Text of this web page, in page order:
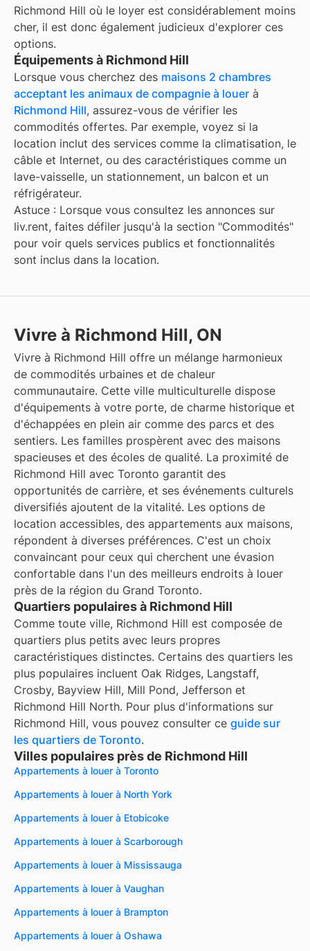
Richmond Hill où le loyer est considérablement moins
cher, il est donc également judicieux d'explorer ces
options.
Équipements à Richmond Hill
Lorsque vous cherchez des maisons 2 chambres
acceptant les animaux de compagnie à louer à
Richmond Hill, assurez-vous de vérifier les
commodités offertes. Par exemple, voyez si la
location inclut des services comme la climatisation, le
câble et Internet, ou des caractéristiques comme un
lave-vaisselle, un stationnement, un balcon et un
réfrigérateur.
Astuce : Lorsque vous consultez les annonces sur
liv.rent, faites défiler jusqu'à la section "Commodités"
pour voir quels services publics et fonctionnalités
sont inclus dans la location.
Vivre à Richmond Hill, ON
Vivre à Richmond Hill offre un mélange harmonieux
de commodités urbaines et de chaleur
communautaire. Cette ville multiculturelle dispose
d'équipements à votre porte, de charme historique et
d'échappées en plein air comme des parcs et des
sentiers. Les familles prospèrent avec des maisons
spacieuses et des écoles de qualité. La proximité de
Richmond Hill avec Toronto garantit des
opportunités de carrière, et ses événements culturels
diversifiés ajoutent de la vitalité. Les options de
location accessibles, des appartements aux maisons,
répondent à diverses préférences. C'est un choix
convaincant pour ceux qui cherchent une évasion
confortable dans l'un des meilleurs endroits à louer
près de la région du Grand Toronto.
Quartiers populaires à Richmond Hill
Comme toute ville, Richmond Hill est composée de
quartiers plus petits avec leurs propres
caractéristiques distinctes. Certains des quartiers les
plus populaires incluent Oak Ridges, Langstaff,
Crosby, Bayview Hill, Mill Pond, Jefferson et
Richmond Hill North. Pour plus d'informations sur
Richmond Hill, vous pouvez consulter ce guide sur
les quartiers de Toronto.
Villes populaires près de Richmond Hill
Appartements à louer à Toronto
Appartements à louer à North York
Appartements à louer à Etobicoke
Appartements à louer à Scarborough
Appartements à louer à Mississauga
Appartements à louer à Vaughan
Appartements à louer à Brampton
Appartements à louer à Oshawa